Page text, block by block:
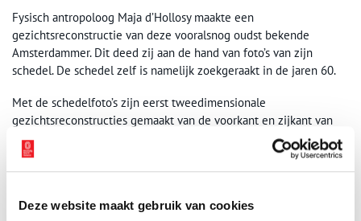
Deze website maakt gebruik van cookies
Fysisch antropoloog Maja d’Hollosy maakte een
gezichtsreconstructie van deze vooralsnog oudst bekende
Amsterdammer. Dit deed zij aan de hand van foto’s van zijn
schedel. De schedel zelf is namelijk zoekgeraakt in de jaren 60.
Met de schedelfoto’s zijn eerst tweedimensionale
gezichtsreconstructies gemaakt van de voorkant en zijkant van
het hoofd en daarna een driedimensionale. Van het
driedimensionale model werd vervolgens een laagje afgeschaafd
en daarna is het 3D geprint. Op deze print werd het uiteindelijke